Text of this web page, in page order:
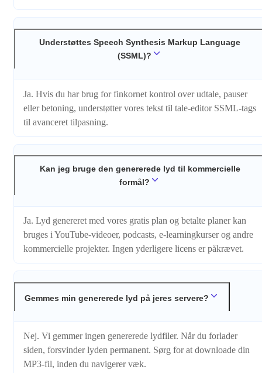
Understøttes Speech Synthesis Markup Language
(SSML)?
Ja. Hvis du har brug for finkornet kontrol over udtale, pauser
eller betoning, understøtter vores tekst til tale-editor SSML-tags
til avanceret tilpasning.
Kan jeg bruge den genererede lyd til kommercielle
formål?
Ja. Lyd genereret med vores gratis plan og betalte planer kan
bruges i YouTube-videoer, podcasts, e-learningkurser og andre
kommercielle projekter. Ingen yderligere licens er påkrævet.
Gemmes min genererede lyd på jeres servere?
Nej. Vi gemmer ingen genererede lydfiler. Når du forlader
siden, forsvinder lyden permanent. Sørg for at downloade din
MP3-fil, inden du navigerer væk.